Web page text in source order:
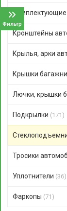
Фильтр
Комплектующие
Кронштейны
Крылья, арки
Крышки
Лючки, крышки
Подкрылки (171)
Тросики
Уплотнители (36)
Фаркопы (71)